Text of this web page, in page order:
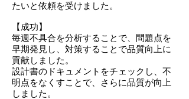
たいと依頼を受けました。
【成功】
毎週不具合を分析することで、問題点を
早期発見し、対策することで品質向上に
貢献しました。
設計書のドキュメントをチェックし、不
明点をなくすことで、さらに品質が向上
しました。